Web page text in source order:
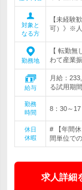
対象と
なる方
【未経験
可）》※人
勤務地
【 転勤
わて産業
給与
月給：
る試用期
勤務
時間
8：30～
休日
休暇
# 【年間
間単位で
求人詳細